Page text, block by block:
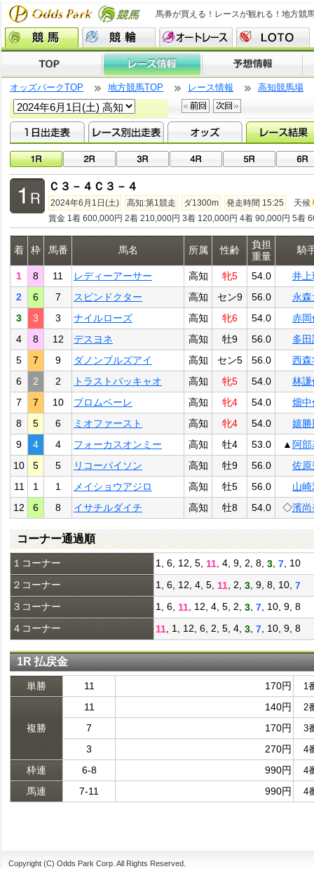
馬券が買える！レースが観れる！地方競
オッズパークTOP 地方競馬TOP レース情報 高知競馬場
Ｃ３－４Ｃ３－４
2024年6月1日(土) 高知:第1競走 ダ1300m 発走時間 15:25
天候
賞金 1着 600,000円 2着 210,000円 3着 120,000円 4着 90,000円 5着
着 枠 馬番 馬名 所属 性齢
負担
重量
騎
1 8 11 レディーアーサー 高知 牝5 54.0
井上
2
6 7 スピンドクター 高知 セン9 56.0
永森
3
3 3 ナイルローズ 高知 牝6 54.0
赤岡
4
8 12 デスヨネ 高知 牡9 56.0
多田
5
7 9 ダノンブルズアイ 高知 セン5 56.0
西森
6
2 2 トラストパッキャオ 高知 牝5 54.0
林謙
7
7 10 ブロムベーレ 高知 牝4 54.0
畑中
8
5 6 ミオファースト 高知 牝4 54.0
嬉勝
9
4 4 フォーカスオンミー 高知 牡4 53.0 ▲ 阿
10
5 5 リコーパイソン 高知 牡9 56.0
佐原
11
1 1 メイショウアジロ 高知 牡5 56.0
山崎
12
6 8 イサチルダイチ 高知 牡8 54.0 ◇濱尚
コーナー通過順
１コーナー 1, 6, 12, 5, 11 , 4, 9, 2, 8, 3 7 , 10
２コーナー
1, 6, 12, 4, 5, 11 , 2, 3 , 9, 8, 10, 7
３コーナー
1, 6, 11 , 12, 4, 5, 2, 3 7 , 10, 9, 8
４コーナー
11 , 1, 12, 6, 2, 5, 4, 3 7 , 10, 9, 8
1R 払戻金
単勝 11 170円 1
複勝
11 140円 2
7 170円 3
3 270円 4
枠連 6-8 990円 4
馬連 7-11 990円 4
Copyright (C) Odds Park Corp. All Rights Reserved.